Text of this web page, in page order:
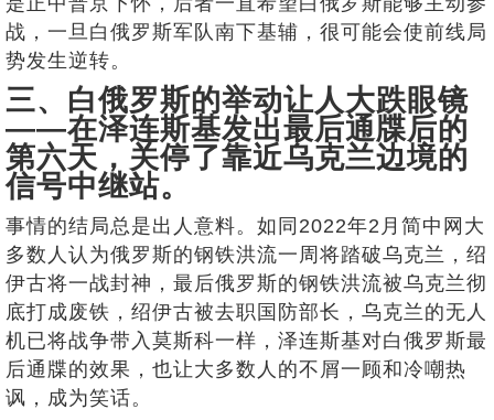
战，一旦白俄罗斯军队南下基辅，很可能会使前线局
势发生逆转。
三、白俄罗斯的举动让人大跌眼镜
——在泽连斯基发出最后通牒后的
第六天，关停了靠近乌克兰边境的
信号中继站。
事情的结局总是出人意料。如同2022年2月简中网大
多数人认为俄罗斯的钢铁洪流一周将踏破乌克兰，绍
伊古将一战封神，最后俄罗斯的钢铁洪流被乌克兰彻
底打成废铁，绍伊古被去职国防部长，乌克兰的无人
机已将战争带入莫斯科一样，泽连斯基对白俄罗斯最
后通牒的效果，也让大多数人的不屑一顾和冷嘲热
讽，成为笑话。